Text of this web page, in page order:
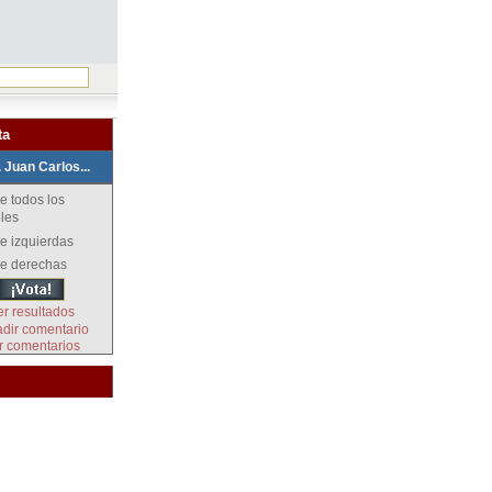
Juan Carlos...
todos los
izquierdas
derechas
resultados
comentario
comentarios